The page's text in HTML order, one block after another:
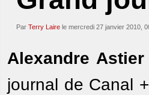
Par Terry Laire le mercredi 27 janvier 2010,
Alexandre Astier
journal de Canal